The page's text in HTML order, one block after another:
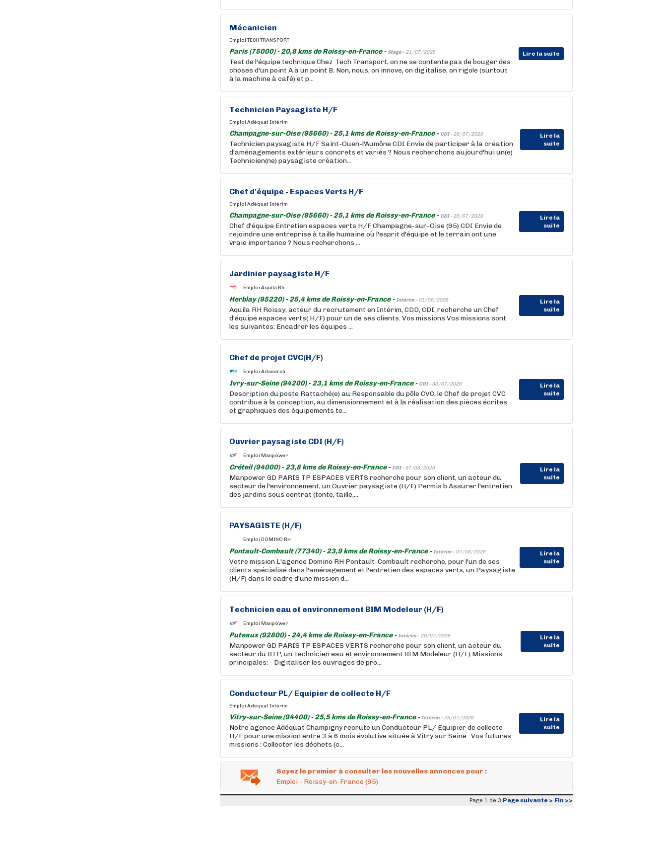
Mécanicien
Emploi TECH TRANSPORT
Paris (75000) - 20,8 kms de Roissy-en-France - Stage - 21/07/2026 Lire la suite
Test de l'équipe technique Chez Tech Transport, on ne se contente pas de bouger des
choses d'un point A à un point B. Non, nous, on innove, on digitalise, on rigole (surtout
à la machine à café) et p...
Technicien Paysagiste H/F
Emploi Adéquat Intérim
Champagne-sur-Oise (95660) - 25,1 kms de Roissy-en-France - CDI - 28/07/2026
Lire la
suite
Technicien paysagiste H/F Saint-Ouen-l'Aumône CDI Envie de participer à la création
d'aménagements extérieurs concrets et variés ? Nous recherchons aujourd'hui un(e)
Technicien(ne) paysagiste création...
Chef d'équipe - Espaces Verts H/F
Emploi Adéquat Intérim
Champagne-sur-Oise (95660) - 25,1 kms de Roissy-en-France - CDI - 28/07/2026
Lire la
suite
Chef d'équipe Entretien espaces verts H/F Champagne-sur-Oise (95) CDI Envie de
rejoindre une entreprise à taille humaine où l'esprit d'équipe et le terrain ont une
vraie importance ? Nous recherchons ...
Jardinier paysagiste H/F
Emploi Aquila Rh
Herblay (95220) - 25,4 kms de Roissy-en-France -Intérim - 01/08/2026
Lire la
suite
Aquila RH Roissy, acteur du recrutement en Intérim, CDD, CDI, recherche un Chef
d'équipe espaces verts( H/F) pour un de ses clients. Vos missions Vos missions sont
les suivantes: Encadrer les équipes ...
Chef de projet CVC(H/F)
Emploi Adsearch
Ivry-sur-Seine (94200) - 23,1 kms de Roissy-en-France - CDI - 30/07/2026
Lire la
suite
Description du poste Rattaché(e) au Responsable du pôle CVC, le Chef de projet CVC
contribue à la conception, au dimensionnement et à la réalisation des pièces écrites
et graphiques des équipements te...
Ouvrier paysagiste CDI (H/F)
Emploi Manpower
Créteil (94000) - 23,8 kms de Roissy-en-France - CDI - 07/08/2026
Lire la
suite
Manpower GD PARIS TP ESPACES VERTS recherche pour son client, un acteur du
secteur de l'environnement, un Ouvrier paysagiste (H/F) Permis b Assurer l'entretien
des jardins sous contrat (tonte, taille,...
PAYSAGISTE (H/F)
Emploi DOMINO RH
Pontault-Combault (77340) - 23,9 kms de Roissy-en-France -Intérim - 07/08/2026
Lire la
suite
Votre mission L'agence Domino RH Pontault-Combault recherche, pour l'un de ses
clients spécialisé dans l'aménagement et l'entretien des espaces verts, un Paysagiste
(H/F) dans le cadre d'une mission d...
Technicien eau et environnement BIM Modeleur (H/F)
Emploi Manpower
Puteaux (92800) - 24,4 kms de Roissy-en-France -Intérim - 29/07/2026
Lire la
suite
Manpower GD PARIS TP ESPACES VERTS recherche pour son client, un acteur du
secteur du BTP, un Technicien eau et environnement BIM Modeleur (H/F) Missions
principales: - Digitaliser les ouvrages de pro...
Conducteur PL/ Equipier de collecte H/F
Emploi Adéquat Intérim
Vitry-sur-Seine (94400) - 25,5 kms de Roissy-en-France -Intérim - 23/07/2026
Lire la
suite
Notre agence Adéquat Champigny recrute un Conducteur PL/ Equipier de collecte
H/F pour une mission entre 3 à 6 mois évolutive située à Vitry sur Seine . Vos futures
missions : Collecter les déchets (c...
Soyez le premier à consulter les nouvelles annonces pour :
Emploi - Roissy-en-France (95)
Page 1 de 3 Page suivante > Fin >>